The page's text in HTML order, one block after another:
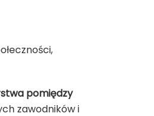
pomiędzy
zawodników i